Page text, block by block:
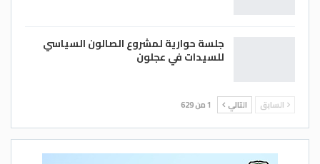
جلسة حوارية لمشروع الصالون السياسي
للسيدات في عجلون
السابق التالي 1 من 629